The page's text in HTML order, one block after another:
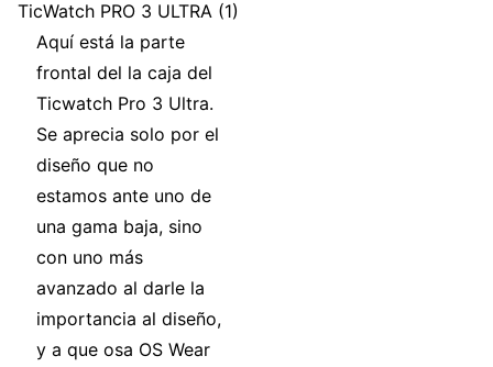
Aquí está la parte
frontal del la caja del
Ticwatch Pro 3 Ultra.
Se aprecia solo por el
diseño que no
estamos ante uno de
una gama baja, sino
con uno más
avanzado al darle la
importancia al diseño,
y a que osa OS Wear